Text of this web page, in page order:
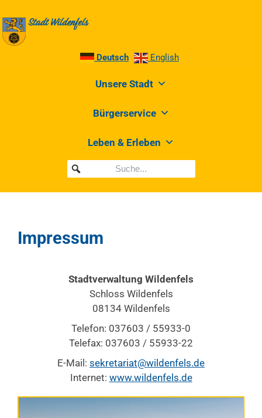
Deutsch English
Unsere Stadt
Bürgerservice
Leben & Erleben
Impressum
Stadtverwaltung Wildenfels
Schloss Wildenfels
08134 Wildenfels
Telefon: 037603 / 55933-0
Telefax: 037603 / 55933-22
E-Mail: sekretariat@wildenfels.de
Internet: www.wildenfels.de